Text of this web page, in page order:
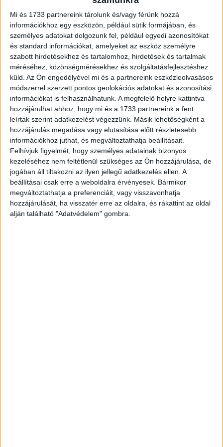
Mi és 1733 partnereink tárolunk és/vagy férünk hozzá
információkhoz egy eszközön, például sütik formájában, és
személyes adatokat dolgozunk fel, például egyedi azonosítókat
és standard információkat, amelyeket az eszköz személyre
szabott hirdetésekhez és tartalomhoz, hirdetések és tartalmak
méréséhez, közönségmérésekhez és szolgáltatásfejlesztéshez
küld. Az Ön engedélyével mi és a partnereink eszközleolvasásos
módszerrel szerzett pontos geolokációs adatokat és azonosítási
információkat is felhasználhatunk. A megfelelő helyre kattintva
hozzájárulhat ahhoz, hogy mi és a 1733 partnereink a fent
leírtak szerint adatkezelést végezzünk. Másik lehetőségként a
hozzájárulás megadása vagy elutasítása előtt részletesebb
információkhoz juthat, és megváltoztathatja beállításait.
Felhívjuk figyelmét, hogy személyes adatainak bizonyos
kezeléséhez nem feltétlenül szükséges az Ön hozzájárulása, de
jogában áll tiltakozni az ilyen jellegű adatkezelés ellen. A
beállításai csak erre a weboldalra érvényesek. Bármikor
megváltoztathatja a preferenciáit, vagy visszavonhatja
hozzájárulását, ha visszatér erre az oldalra, és rákattint az oldal
alján található "Adatvédelem" gombra.
héten...
5G élmény a balatoni versenyen
2025. július 7.
Július 10-én reggel 9 órakor rajtol el Balatonfüredről az
57. Kékszalag Raiffeisen Nagydíj, Európa legrégebbi és
leghosszabb tókerülő vitorlásversenye, amelyet a
Telekom idén minden...